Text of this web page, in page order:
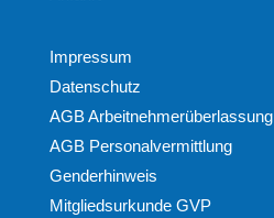
Impressum
Datenschutz
AGB Arbeitnehmerüberlassung
AGB Personalvermittlung
Genderhinweis
Mitgliedsurkunde GVP